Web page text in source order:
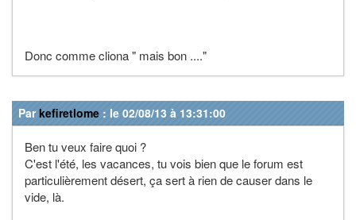
Donc comme cliona " mais bon ...."
Parkefiretlome : le 02/08/13 à 13:31:00
Ben tu veux faire quoi ?
C'est l'été, les vacances, tu vois bien que le forum est
particulièrement désert, ça sert à rien de causer dans le
vide, là.